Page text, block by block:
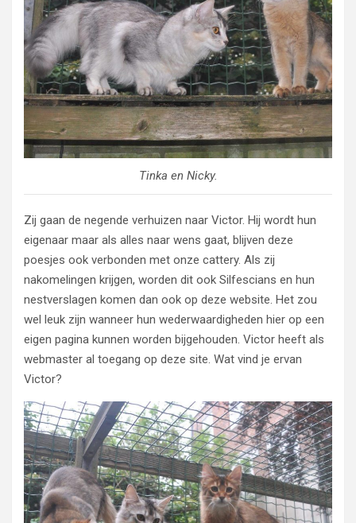
Tinka en Nicky.
Zij gaan de negende verhuizen naar Victor. Hij wordt hun
eigenaar maar als alles naar wens gaat, blijven deze
poesjes ook verbonden met onze cattery. Als zij
nakomelingen krijgen, worden dit ook Silfescians en hun
nestverslagen komen dan ook op deze website. Het zou
wel leuk zijn wanneer hun wederwaardigheden hier op een
eigen pagina kunnen worden bijgehouden. Victor heeft als
webmaster al toegang op deze site. Wat vind je ervan
Victor?